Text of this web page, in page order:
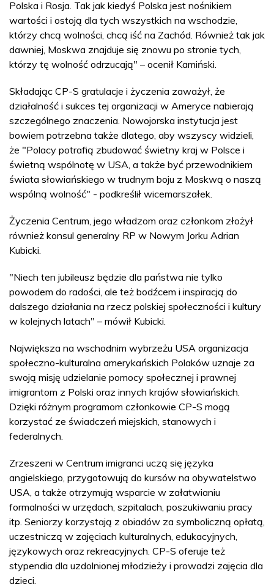
Polska i Rosja. Tak jak kiedyś Polska jest nośnikiem
wartości i ostoją dla tych wszystkich na wschodzie,
którzy chcą wolności, chcą iść na Zachód. Również tak jak
dawniej, Moskwa znajduje się znowu po stronie tych,
którzy tę wolność odrzucają" – ocenił Kamiński.
Składając CP-S gratulacje i życzenia zaważył, że
działalność i sukces tej organizacji w Ameryce nabierają
szczególnego znaczenia. Nowojorska instytucja jest
bowiem potrzebna także dlatego, aby wszyscy widzieli,
że "Polacy potrafią zbudować świetny kraj w Polsce i
świetną wspólnotę w USA, a także być przewodnikiem
świata słowiańskiego w trudnym boju z Moskwą o naszą
wspólną wolność" - podkreślił wicemarszałek.
Życzenia Centrum, jego władzom oraz członkom złożył
również konsul generalny RP w Nowym Jorku Adrian
Kubicki.
"Niech ten jubileusz będzie dla państwa nie tylko
powodem do radości, ale też bodźcem i inspiracją do
dalszego działania na rzecz polskiej społeczności i kultury
w kolejnych latach" – mówił Kubicki.
Największa na wschodnim wybrzeżu USA organizacja
społeczno-kulturalna amerykańskich Polaków uznaje za
swoją misję udzielanie pomocy społecznej i prawnej
imigrantom z Polski oraz innych krajów słowiańskich.
Dzięki różnym programom członkowie CP-S mogą
korzystać ze świadczeń miejskich, stanowych i
federalnych.
Zrzeszeni w Centrum imigranci uczą się języka
angielskiego, przygotowują do kursów na obywatelstwo
USA, a także otrzymują wsparcie w załatwianiu
formalności w urzędach, szpitalach, poszukiwaniu pracy
itp. Seniorzy korzystają z obiadów za symboliczną opłatą,
uczestniczą w zajęciach kulturalnych, edukacyjnych,
językowych oraz rekreacyjnych. CP-S oferuje też
stypendia dla uzdolnionej młodzieży i prowadzi zajęcia dla
dzieci.